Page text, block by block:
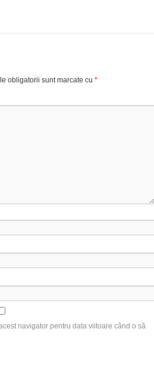
obligatorii sunt marcate cu *
navigator pentru data viitoare când o să